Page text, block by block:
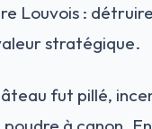
Louvois :
stratégique.
fut pillé,